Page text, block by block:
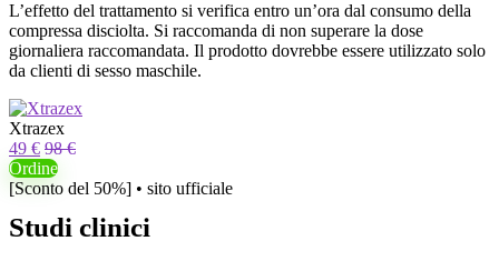
L’effetto del trattamento si verifica entro un’ora dal consumo della
compressa disciolta. Si raccomanda di non superare la dose
giornaliera raccomandata. Il prodotto dovrebbe essere utilizzato solo
da clienti di sesso maschile.
Xtrazex
49 € 98 €
Ordine
[Sconto del 50%] • sito ufficiale
Studi clinici